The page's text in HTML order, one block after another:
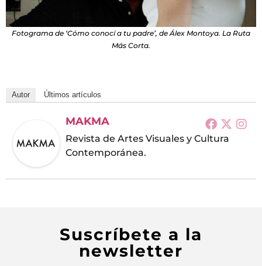
Fotograma de ‘Cómo conocí a tu padre’, de Álex Montoya. La Ruta
Más Corta.
Autor Últimos artículos
MAKMA
Revista de Artes Visuales y Cultura
Contemporánea.
Suscríbete a la
newsletter